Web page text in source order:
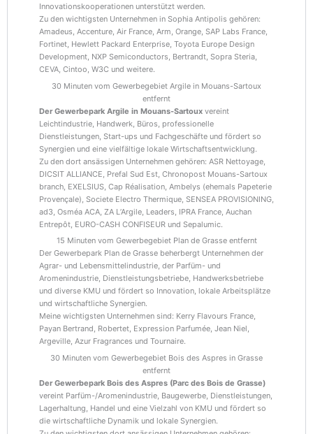
Innovationskooperationen unterstützt werden.
Zu den wichtigsten Unternehmen in Sophia Antipolis gehören:
Amadeus, Accenture, Air France, Arm, Orange, SAP Labs France,
Fortinet, Hewlett Packard Enterprise, Toyota Europe Design
Development, NXP Semiconductors, Bertrandt, Sopra Steria,
CEVA, Cintoo, W3C und weitere.
30 Minuten vom Gewerbegebiet Argile in Mouans-Sartoux
entfernt
Der Gewerbepark Argile in Mouans-Sartoux vereint
Leichtindustrie, Handwerk, Büros, professionelle
Dienstleistungen, Start-ups und Fachgeschäfte und fördert so
Synergien und eine vielfältige lokale Wirtschaftsentwicklung.
Zu den dort ansässigen Unternehmen gehören: ASR Nettoyage,
DICSIT ALLIANCE, Prefal Sud Est, Chronopost Mouans-Sartoux
branch, EXELSIUS, Cap Réalisation, Ambelys (ehemals Papeterie
Provençale), Societe Electro Thermique, SENSEA PROVISIONING,
ad3, Osméa ACA, ZA L’Argile, Leaders, IPRA France, Auchan
Entrepôt, EURO-CASH CONFISEUR und Sepalumic.
15 Minuten vom Gewerbegebiet Plan de Grasse entfernt
Der Gewerbepark Plan de Grasse beherbergt Unternehmen der
Agrar- und Lebensmittelindustrie, der Parfüm- und
Aromenindustrie, Dienstleistungsbetriebe, Handwerksbetriebe
und diverse KMU und fördert so Innovation, lokale Arbeitsplätze
und wirtschaftliche Synergien.
Meine wichtigsten Unternehmen sind: Kerry Flavours France,
Payan Bertrand, Robertet, Expression Parfumée, Jean Niel,
Argeville, Azur Fragrances und Tournaire.
30 Minuten vom Gewerbegebiet Bois des Aspres in Grasse
entfernt
Der Gewerbepark Bois des Aspres (Parc des Bois de Grasse)
vereint Parfüm-/Aromenindustrie, Baugewerbe, Dienstleistungen,
Lagerhaltung, Handel und eine Vielzahl von KMU und fördert so
die wirtschaftliche Dynamik und lokale Synergien.